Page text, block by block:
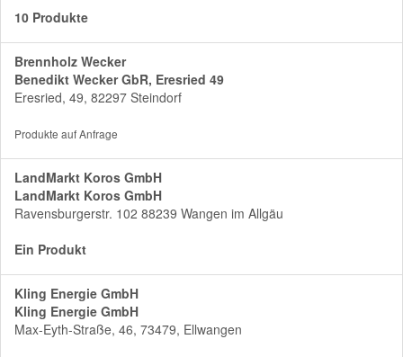
10 Produkte
Brennholz Wecker
Benedikt Wecker GbR, Eresried 49
Eresried, 49, 82297 Steindorf
Produkte auf Anfrage
LandMarkt Koros GmbH
LandMarkt Koros GmbH
Ravensburgerstr. 102 88239 Wangen im Allgäu
Ein Produkt
Kling Energie GmbH
Kling Energie GmbH
Max-Eyth-Straße, 46, 73479, Ellwangen